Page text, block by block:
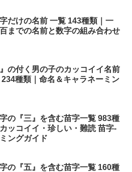
だけの名前 一覧 143種類｜一
までの名前と数字の組み合わせ
』の付く男の子のカッコイイ名前
234種類｜命名＆キャラネーミン
の『三』を含む苗字一覧 983種
ッコイイ・珍しい・難読 苗字-
ングガイド
の『五』を含む苗字一覧 160種